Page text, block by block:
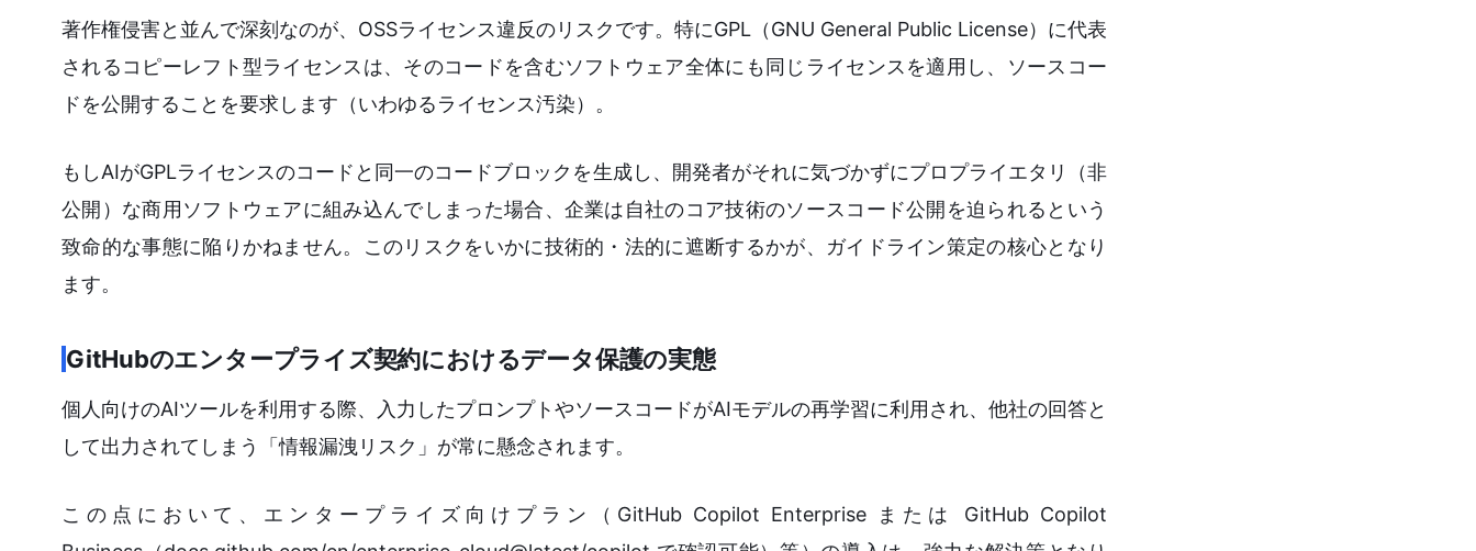
著作権侵害と並んで深刻なのが、OSSライセンス違反のリスクです。特にGPL（GNU General Public License）に代表
されるコピーレフト型ライセンスは、そのコードを含むソフトウェア全体にも同じライセンスを適用し、ソースコー
ドを公開することを要求します（いわゆるライセンス汚染）。
もしAIがGPLライセンスのコードと同一のコードブロックを生成し、開発者がそれに気づかずにプロプライエタリ（非
公開）な商用ソフトウェアに組み込んでしまった場合、企業は自社のコア技術のソースコード公開を迫られるという
致命的な事態に陥りかねません。このリスクをいかに技術的・法的に遮断するかが、ガイドライン策定の核心となり
ます。
GitHubのエンタープライズ契約におけるデータ保護の実態
個人向けのAIツールを利用する際、入力したプロンプトやソースコードがAIモデルの再学習に利用され、他社の回答と
して出力されてしまう「情報漏洩リスク」が常に懸念されます。
この点において、エンタープライズ向けプラン（GitHub Copilot Enterprise または GitHub Copilot